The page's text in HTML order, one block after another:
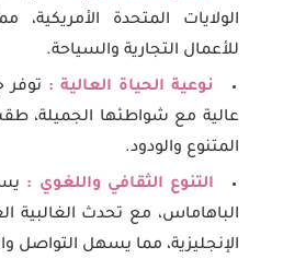
الولايات المتحدة الأمريكية،
للأعمال التجارية والسياحة.
نوعية الحياة العالية : توفر
عالية مع شواطئها الجميلة،
المتنوع والودود.
التنوع الثقافي واللغوي :
الباهاماس، مع تحدث الغالبية
الإنجليزية، مما يسهل التواصل